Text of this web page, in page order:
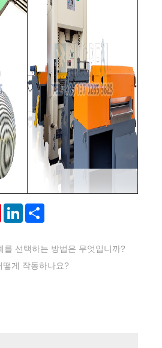
PinterestLinkedIn
를 선택하는 방법은 무엇입니까?
떻게 작동하나요?